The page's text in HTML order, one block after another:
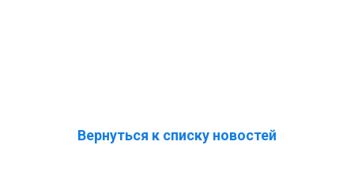
Вернуться к списку новостей